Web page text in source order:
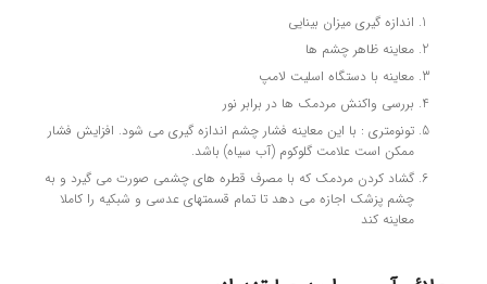
اندازه گيري میزان بینایی
معاينه ظاهر چشم ها
معاينه با دستگاه اسليت لامپ
بررسي واکنش مردمک ها در برابر نور
تونومتري : با اين معاينه فشار چشم اندازه گيري مي شود. افزايش فشار
ممكن است علامت گلوكوم (آب سياه) باشد.
گشاد كردن مردمك كه با مصرف قطره هاي چشمي صورت مي گيرد و به
چشم پزشك اجازه مي دهد تا تمام قسمتهاي عدسي و شبكيه را كاملا
معاينه كند